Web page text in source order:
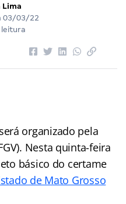
Lima
03/03/22
leitura
será organizado pela
Nesta quinta-feira
básico do certame
de Mato Grosso